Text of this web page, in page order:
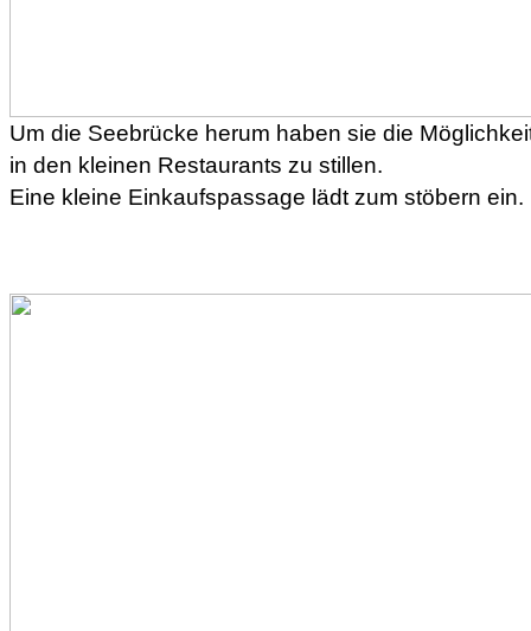
Um die Seebrücke herum haben sie die
in den kleinen Restaurants zu stillen.
Eine kleine Einkaufspassage lädt zum stöbern ein.